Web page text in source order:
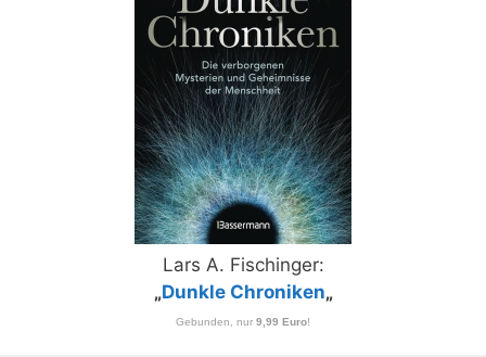
Lars A. Fischinger:
„Dunkle Chroniken„
Gebunden, nur 9,99 Euro!